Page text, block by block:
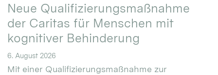
Neue Qualifizierungsmaßnahme
der Caritas für Menschen mit
kognitiver Behinderung
6. August 2026
Mit einer Qualifizierungsmaßnahme zur